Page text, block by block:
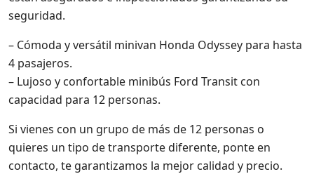
seguridad.
– Cómoda y versátil minivan Honda Odyssey para hasta
4 pasajeros.
– Lujoso y confortable minibús Ford Transit con
capacidad para 12 personas.
Si vienes con un grupo de más de 12 personas o
quieres un tipo de transporte diferente, ponte en
contacto, te garantizamos la mejor calidad y precio.